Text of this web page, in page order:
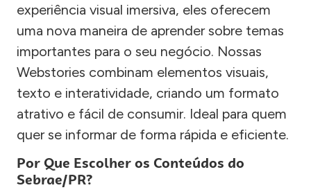
experiência visual imersiva, eles oferecem
uma nova maneira de aprender sobre temas
importantes para o seu negócio. Nossas
Webstories combinam elementos visuais,
texto e interatividade, criando um formato
atrativo e fácil de consumir. Ideal para quem
quer se informar de forma rápida e eficiente.
Por Que Escolher os Conteúdos do
Sebrae/PR?